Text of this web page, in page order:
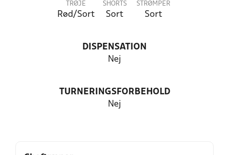
TRØJE
Rød/Sort
SHORTS
Sort
STRØMPER
Sort
DISPENSATION
Nej
TURNERINGSFORBEHOLD
Nej